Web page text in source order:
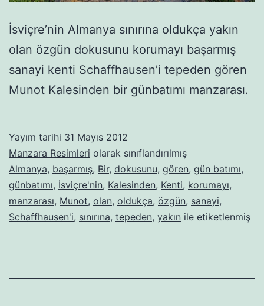
İsviçre’nin Almanya sınırına oldukça yakın
olan özgün dokusunu korumayı başarmış
sanayi kenti Schaffhausen’i tepeden gören
Munot Kalesinden bir günbatımı manzarası.
Yayım tarihi 31 Mayıs 2012
Manzara Resimleri olarak sınıflandırılmış
Almanya, başarmış, Bir, dokusunu, gören, gün batımı,
günbatımı, İsviçre'nin, Kalesinden, Kenti, korumayı,
manzarası, Munot, olan, oldukça, özgün, sanayi,
Schaffhausen'i, sınırına, tepeden, yakın ile etiketlenmiş